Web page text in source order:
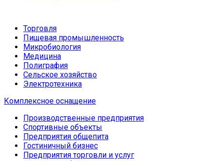
Торговля
Пищевая промышленность
Микробиология
Медицина
Полиграфия
Сельское хозяйство
Электротехника
Комплексное оснащение
Производственные предприятия
Спортивные объекты
Предприятия общепита
Гостиничный бизнес
Предприятия торговли и услуг